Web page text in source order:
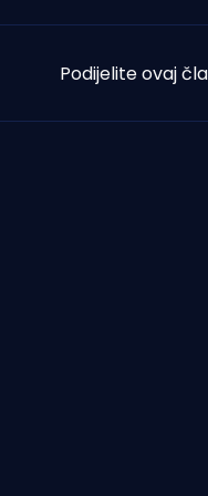
Podijelite ovaj